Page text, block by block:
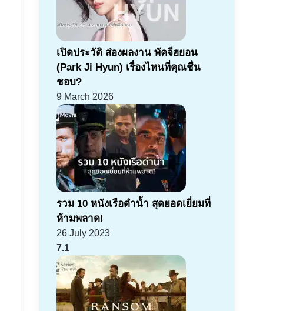
เปิดประวัติ ส่องผลงาน พัคจีฮยอน
(Park Ji Hyun) เรื่องไหนที่คุณชื่น
ชอบ?
9 March 2026
รวม 10 หนังเรือดำน้ำ สุดยอดเยี่ยมที่
ห้ามพลาด!
26 July 2023
7.1